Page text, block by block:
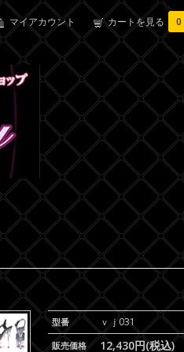
マイアカウント カートを見る 0
型番 ｖｊ031
販売価格 12,430円(税込)